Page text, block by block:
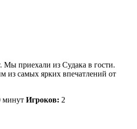
Мы приехали из Судака в гости.
из самых ярких впечатлений от
минут Игроков: 2